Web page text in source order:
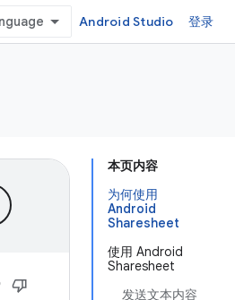
Android Studio 登录
本页内容
为何使用
Android
Sharesheet
使用 Android
Sharesheet
发送文本内容